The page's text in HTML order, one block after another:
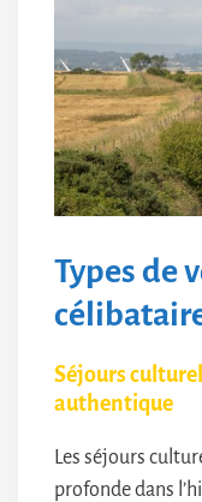
Types de
Séjours
authentique
Les séjours
profonde dans